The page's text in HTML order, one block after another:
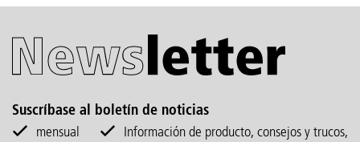
Suscríbase al boletín de noticias
mensual
Información de producto, consejos y trucos,